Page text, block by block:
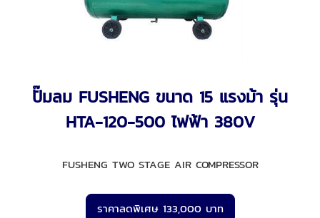
ปั๊มลม FUSHENG ขนาด 15 แรงม้า รุ่น
HTA-120-500 ไฟฟ้า 380V
FUSHENG TWO STAGE AIR COMPRESSOR
ราคาลดพิเศษ 133,000 บาท